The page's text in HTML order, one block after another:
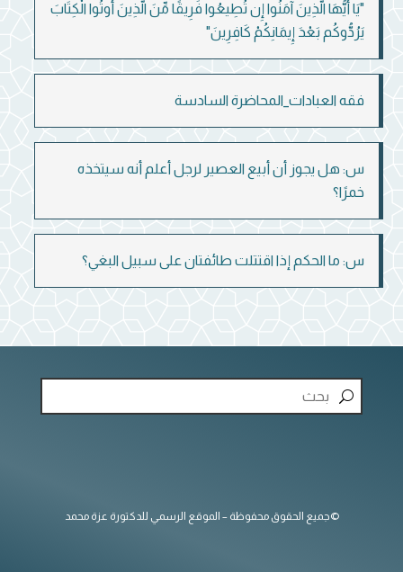
"يَا أَيُّهَا الَّذِينَ آمَنُوا إِن تُطِيعُوا فَرِيقًا مِّنَ الَّذِينَ أُوتُوا الْكِتَابَ
يَرُدُّوكُم بَعْدَ إِيمَانِكُمْ كَافِرِينَ"
فقه العبادات_المحاضرة السادسة
س: هل يجوز أن أبيع العصير لرجل أعلم أنه سيتخذه
خمرًا؟
س: ما الحكم إذا اقتتلت طائفتان على سبيل البغي؟
©جميع الحقوق محفوظة – الموقع الرسمي للدكتورة عزة محمد